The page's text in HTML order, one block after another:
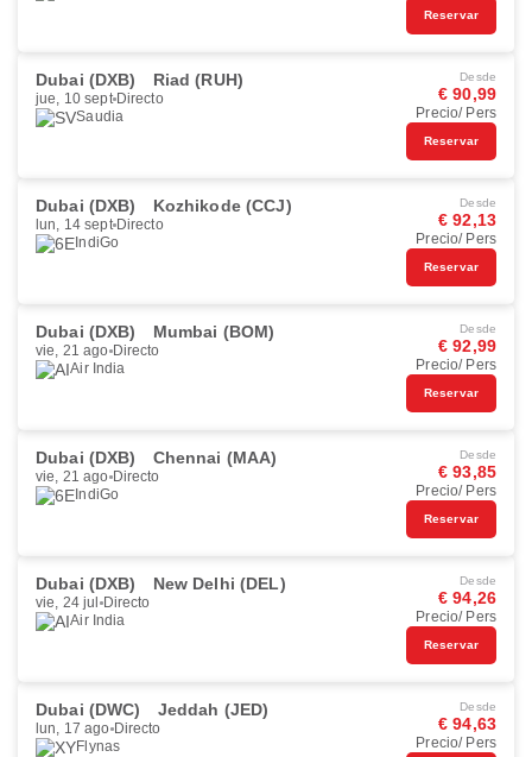
Reservar
Dubai (DXB) Riad (RUH)
jue, 10 sept Directo
Saudia
Desde
€ 90,99
Precio/ Pers
Reservar
Dubai (DXB) Kozhikode (CCJ)
lun, 14 sept Directo
IndiGo
Desde
€ 92,13
Precio/ Pers
Reservar
Dubai (DXB) Mumbai (BOM)
vie, 21 ago Directo
Air India
Desde
€ 92,99
Precio/ Pers
Reservar
Dubai (DXB) Chennai (MAA)
vie, 21 ago Directo
IndiGo
Desde
€ 93,85
Precio/ Pers
Reservar
Dubai (DXB) New Delhi (DEL)
vie, 24 jul Directo
Air India
Desde
€ 94,26
Precio/ Pers
Reservar
Dubai (DWC) Jeddah (JED)
lun, 17 ago Directo
Flynas
Desde
€ 94,63
Precio/ Pers